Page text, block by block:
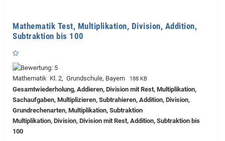
Mathematik Test, Multiplikation, Division, Addition,
Subtraktion bis 100
Mathematik Kl. 2, Grundschule, Bayern 188 KB
Gesamtwiederholung, Addieren, Division mit Rest, Multiplikation,
Sachaufgaben, Multiplizieren, Subtrahieren, Addition, Division,
Grundrechenarten, Multiplikation, Subtraktion
Multiplikation, Division, Division mit Rest, Addition, Subtraktion bis
100